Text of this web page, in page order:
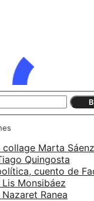
collage Marta Sáenz
Quingosta
cuento de
Monsibáez
Ranea